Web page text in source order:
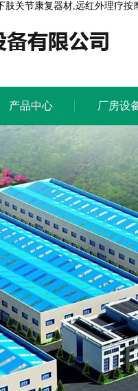
关节康复器材,远红外理疗
产品中心
产品中心
厂房设
厂房设备